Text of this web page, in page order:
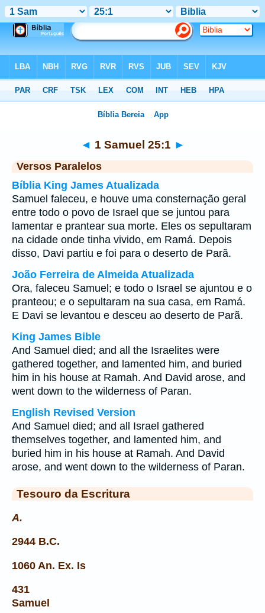
◄ 1 Samuel 25:1 ►
Versos Paralelos
Bíblia King James Atualizada
Samuel faleceu, e houve uma consternação geral
entre todo o povo de Israel que se juntou para
lamentar e prantear sua morte. Eles os sepultaram
na cidade onde tinha vivido, em Ramá. Depois
disso, Davi partiu e foi para o deserto de Parã.
João Ferreira de Almeida Atualizada
Ora, faleceu Samuel; e todo o Israel se ajuntou e o
pranteou; e o sepultaram na sua casa, em Ramá.
E Davi se levantou e desceu ao deserto de Parã.
King James Bible
And Samuel died; and all the Israelites were
gathered together, and lamented him, and buried
him in his house at Ramah. And David arose, and
went down to the wilderness of Paran.
English Revised Version
And Samuel died; and all Israel gathered
themselves together, and lamented him, and
buried him in his house at Ramah. And David
arose, and went down to the wilderness of Paran.
Tesouro da Escritura
A.
2944 B.C.
1060 An. Ex. Is
431
Samuel